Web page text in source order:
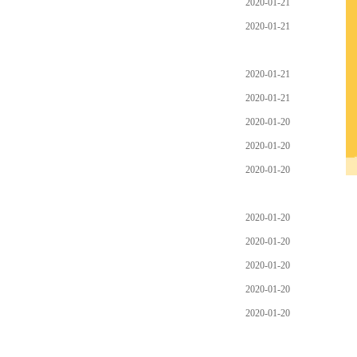
2020-01-21
2020-01-21
2020-01-21
2020-01-21
2020-01-20
2020-01-20
2020-01-20
2020-01-20
2020-01-20
2020-01-20
2020-01-20
2020-01-20